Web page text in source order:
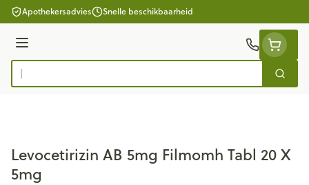
Ga naar de inhoud
Apothekersadvies Snelle beschikbaarheid
Menu
Product, merk, categorie...
Zoek
Levocetirizin AB 5mg Filmomh Tabl 20 X
5mg